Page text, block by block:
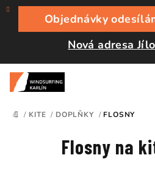
Přejít
obsah
Objednávky
Nová adresa
DOMŮ
/ KITE / DOPLŇKY / FLOSNY
Flosny na Ř